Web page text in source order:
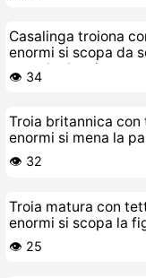
Casalinga troiona
enormi si scopa da
sotto la doccia
👁️ 34
Troia britannica con
enormi si mena la
👁️ 32
Troia matura con
enormi si scopa la
cubetti di ghiaccio
👁️ 25